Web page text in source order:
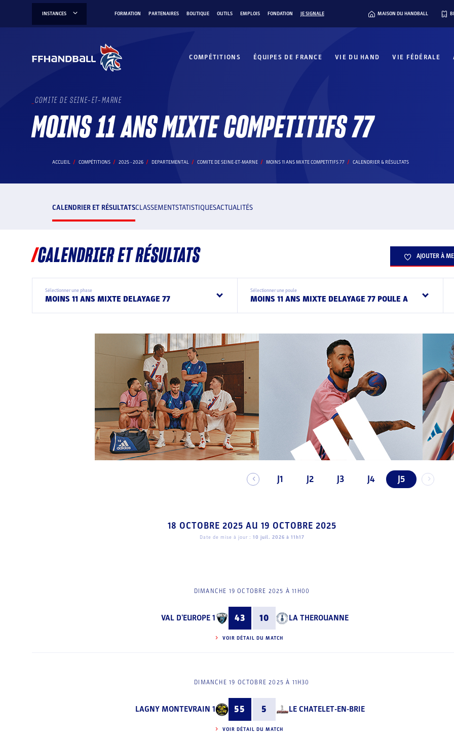
INSTANCES FORMATION PARTENAIRES BOUTIQUE OUTILS EMPLOIS FONDATION JE SIGNALE MAISON DU HANDBALL
COMPÉTITIONS ÉQUIPES DE FRANCE VIE DU HAND VIE FÉDÉRALE
COMITE DE SEINE-ET-MARNE
MOINS 11 ANS MIXTE COMPETITIFS 77
ACCUEIL COMPÉTITIONS 2025 - 2026 DEPARTEMENTAL COMITE DE SEINE-ET-MARNE MOINS 11 ANS MIXTE COMPETITIFS 77 CALENDRIER & RÉSULTATS
CALENDRIER ET RÉSULTATSCLASSEMENTSTATISTIQUESACTUALITÉS
CALENDRIER ET RÉSULTATS AJOUTER À
Sélectionner une phase
MOINS 11 ANS MIXTE DELAYAGE 77
Sélectionner une poule
MOINS 11 ANS MIXTE DELAYAGE 77 POULE A
J1 J2 J3 J4 J5
18 OCTOBRE 2025 AU 19 OCTOBRE 2025
Date de mise à jour : 10 juil. 2026 à 11h17
DIMANCHE 19 OCTOBRE 2025 À 11H00
VAL D'EUROPE 1 43 10 LA THEROUANNE
VOIR DÉTAIL DU MATCH
DIMANCHE 19 OCTOBRE 2025 À 11H30
LAGNY MONTEVRAIN 1 55 5 LE CHATELET-EN-BRIE
VOIR DÉTAIL DU MATCH